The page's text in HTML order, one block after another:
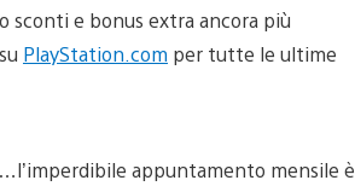
sconti e bonus extra ancora più
PlayStation.com per tutte le ultime
appuntamento mensile è